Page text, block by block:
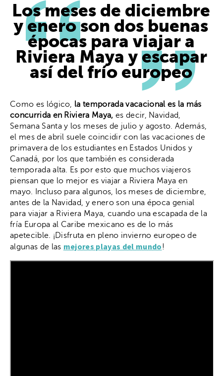
Los meses de diciembre
y enero son dos buenas
épocas para viajar a
Riviera Maya y escapar
así del frío europeo
Como es lógico, la temporada vacacional es la más
concurrida en Riviera Maya, es decir, Navidad,
Semana Santa y los meses de julio y agosto. Además,
el mes de abril suele coincidir con las vacaciones de
primavera de los estudiantes en Estados Unidos y
Canadá, por los que también es considerada
temporada alta. Es por esto que muchos viajeros
piensan que lo mejor es viajar a Riviera Maya en
mayo. Incluso para algunos, los meses de diciembre,
antes de la Navidad, y enero son una época genial
para viajar a Riviera Maya, cuando una escapada de la
fría Europa al Caribe mexicano es de lo más
apetecible. ¡Disfruta en pleno invierno europeo de
algunas de las mejores playas del mundo!